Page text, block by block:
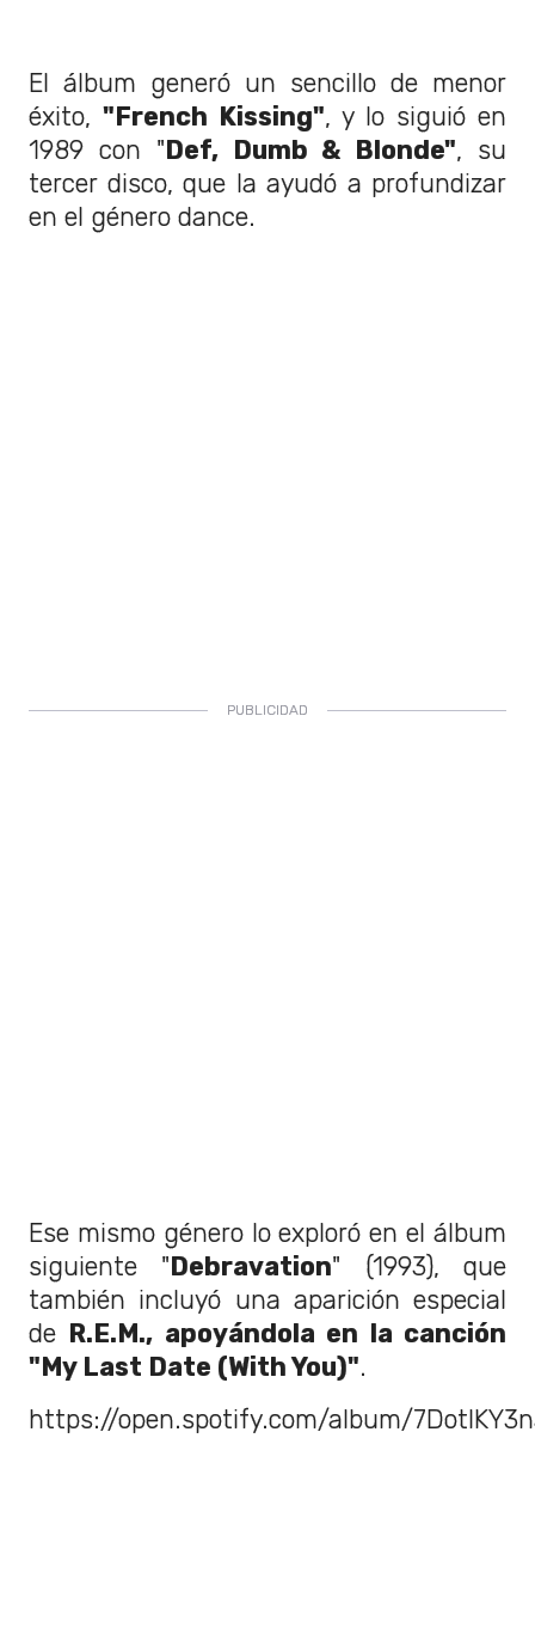
El álbum generó un sencillo de menor
éxito, "French Kissing", y lo siguió en
1989 con "Def, Dumb & Blonde", su
tercer disco, que la ayudó a profundizar
en el género dance.
Ese mismo género lo exploró en el álbum
siguiente "Debravation" (1993), que
también incluyó una aparición especial
de R.E.M., apoyándola en la canción
"My Last Date (With You)".
https://open.spotify.com/album/